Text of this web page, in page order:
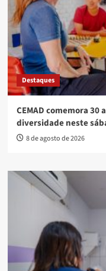
Destaques
CEMAD comemora
diversidade neste
8 de agosto de 2026